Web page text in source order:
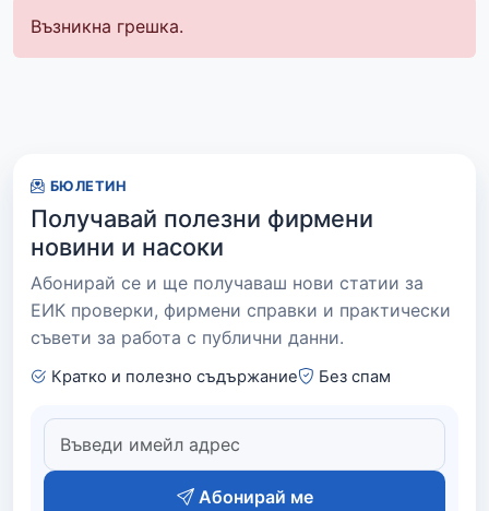
Възникна грешка.
БЮЛЕТИН
Получавай полезни фирмени
новини и насоки
Абонирай се и ще получаваш нови статии за
ЕИК проверки, фирмени справки и практически
съвети за работа с публични данни.
Кратко и полезно съдържание Без спам
Абонирай ме